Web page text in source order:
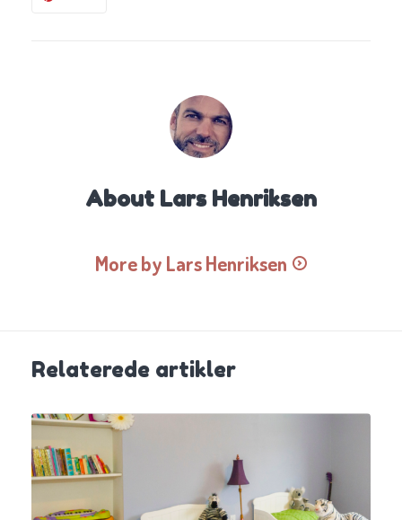
About Lars Henriksen
More by Lars Henriksen
Relaterede artikler